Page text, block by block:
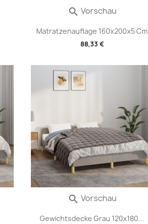
Matratzenauflage 160x200x5 Cm
88,33 €
 Vorschau
Gewichtsdecke Grau 120x180...
 Vorschau